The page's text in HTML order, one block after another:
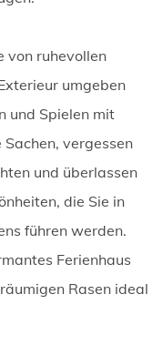
von ruhevollen
umgeben
und Spielen mit
vergessen
und überlassen
die Sie in
führen werden.
Ferienhaus
Rasen ideal